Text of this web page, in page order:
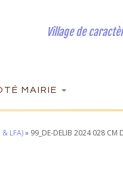
Village de
MAIRIE
& LFA)» 99_DE-DELIB 2024 028 CM